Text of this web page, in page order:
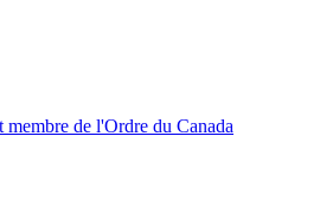
de l'Ordre du Canada